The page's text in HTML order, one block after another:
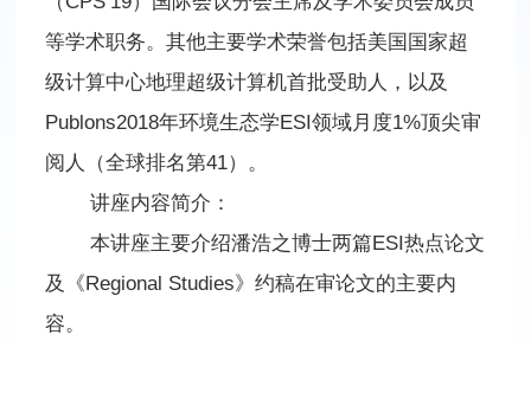
等学术职务。其他主要学术荣誉包括美国国家超
级计算中心地理超级计算机首批受助人，以及
Publons2018年环境生态学ESI领域月度1%顶尖审
阅人（全球排名第41）。
讲座内容简介：
本讲座主要介绍潘浩之博士两篇ESI热点论文
及《Regional Studies》约稿在审论文的主要内
容。